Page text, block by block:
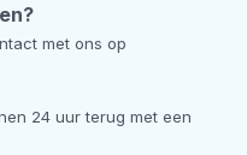
met ons op
24 uur terug met een